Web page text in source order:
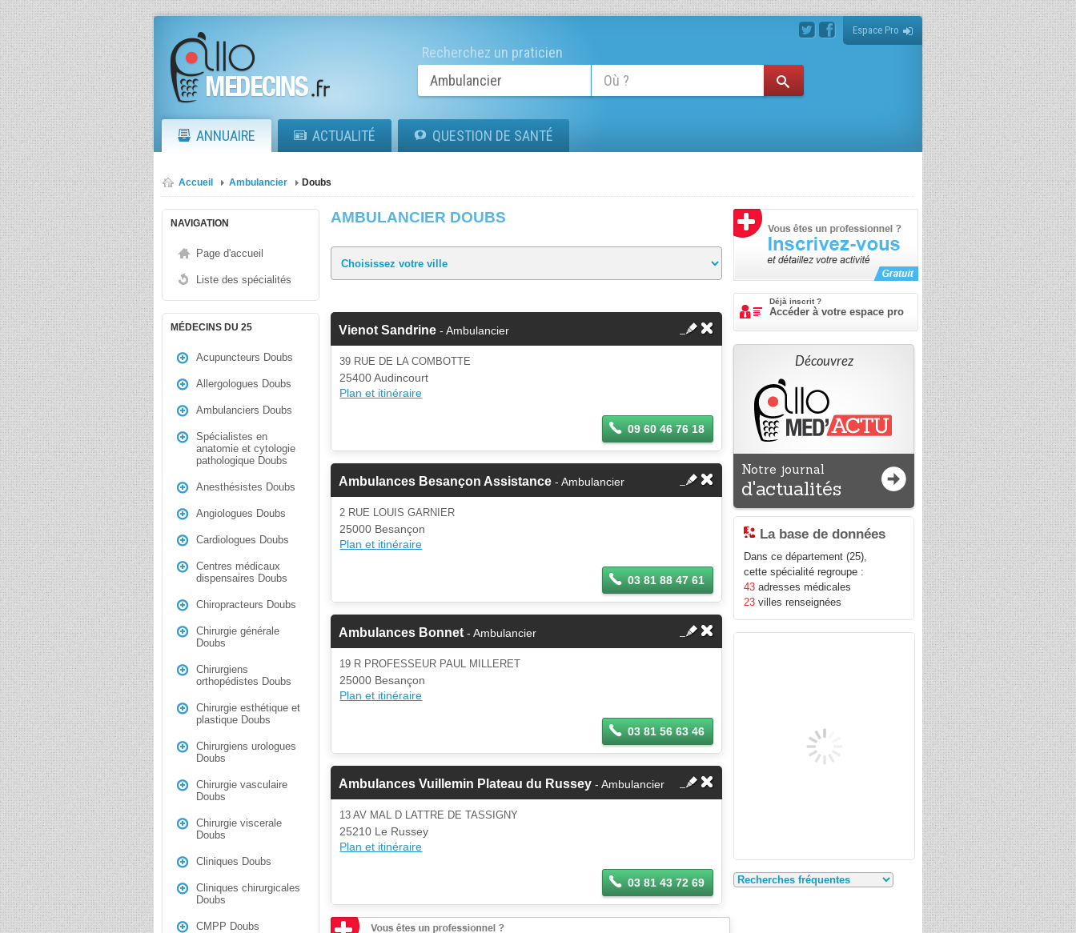
Espace Pro
Recherchez un praticien
ANNUAIRE ACTUALITÉ QUESTION DE SANTÉ
Accueil Ambulancier Doubs
NAVIGATION
Page d'accueil
Liste des spécialités
MÉDECINS DU 25
Acupuncteurs Doubs
Allergologues Doubs
Ambulanciers Doubs
Spécialistes en
anatomie et cytologie
pathologique Doubs
Anesthésistes Doubs
Angiologues Doubs
Cardiologues Doubs
Centres médicaux
dispensaires Doubs
Chiropracteurs Doubs
Chirurgie générale
Doubs
Chirurgiens
orthopédistes Doubs
Chirurgie esthétique et
plastique Doubs
Chirurgiens urologues
Doubs
Chirurgie vasculaire
Doubs
Chirurgie viscerale
Doubs
Cliniques Doubs
Cliniques chirurgicales
Doubs
CMPP Doubs
AMBULANCIER DOUBS
Vienot Sandrine - Ambulancier
39 RUE DE LA COMBOTTE
25400 Audincourt
Plan et itinéraire
09 60 46 76 18
Ambulances Besançon Assistance - Ambulancier
2 RUE LOUIS GARNIER
25000 Besançon
Plan et itinéraire
03 81 88 47 61
Ambulances Bonnet - Ambulancier
19 R PROFESSEUR PAUL MILLERET
25000 Besançon
Plan et itinéraire
03 81 56 63 46
Ambulances Vuillemin Plateau du Russey - Ambulancier
13 AV MAL D LATTRE DE TASSIGNY
25210 Le Russey
Plan et itinéraire
03 81 43 72 69
Déjà inscrit ?
Accéder à votre espace pro
Découvrez
Notre journal
d'actualités
La base de données
Dans ce département (25),
cette spécialité regroupe :
43 adresses médicales
23 villes renseignées